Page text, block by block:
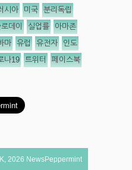
시아 미국 분리독립
데이 실업률 아마존
마 유럽 유전자 인도
나19 트위터 페이스북
2026 NewsPeppermint